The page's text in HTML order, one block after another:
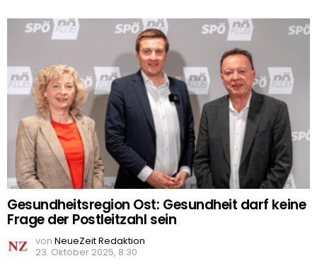
Gesundheitsregion Ost: Gesundheit darf keine
Frage der Postleitzahl sein
von NeueZeit Redaktion
23. Oktober 2025, 8:30